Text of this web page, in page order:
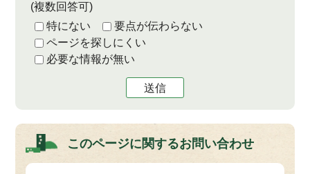
(複数回答可)
特にない
要点が伝わらない
ページを探しにくい
必要な情報が無い
送信
このページに関するお問い合わせ